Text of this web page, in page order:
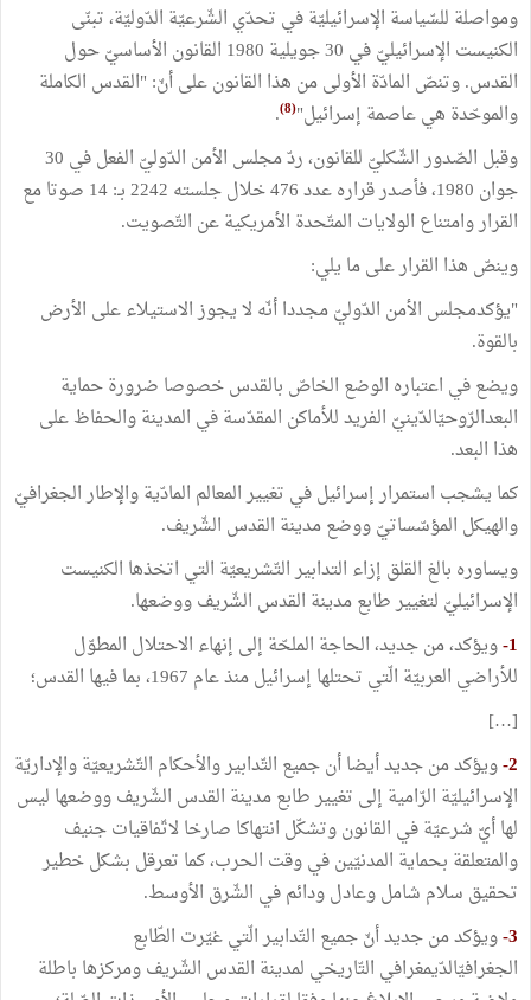
ومواصلة للسّياسة الإسرائيليّة في تحدّي الشّرعيّة الدّوليّة، تبنّى
الكنيست الإسرائيليّ في 30 جويلية 1980 القانون الأساسيّ حول
القدس. وتنصّ المادّة الأولى من هذا القانون على أنّ: "القدس الكاملة
والموحّدة هي عاصمة إسرائيل"(8)
.
وقبل الصّدور الشّكليّ للقانون، ردّ مجلس الأمن الدّوليّ الفعل في 30
جوان 1980، فأصدر قراره عدد 476 خلال جلسته 2242 بـ: 14 صوتا مع
القرار وامتناع الولايات المتّحدة الأمريكية عن التّصويت.
وينصّ هذا القرار على ما يلي:
"يؤكدمجلس الأمن الدّوليّ مجددا أنّه لا يجوز الاستيلاء على الأرض
بالقوة.
ويضع في اعتباره الوضع الخاصّ بالقدس خصوصا ضرورة حماية
البعدالرّوحيّالدّينيّ الفريد للأماكن المقدّسة في المدينة والحفاظ على
هذا البعد.
كما يشجب استمرار إسرائيل في تغيير المعالم المادّية والإطار الجغرافيّ
والهيكل المؤسّساتيّ ووضع مدينة القدس الشّريف.
ويساوره بالغ القلق إزاء التدابير التّشريعيّة التي اتخذها الكنيست
الإسرائيليّ لتغيير طابع مدينة القدس الشّريف ووضعها.
1- ويؤكد، من جديد، الحاجة الملحّة إلى إنهاء الاحتلال المطوّل
للأراضي العربيّة الّتي تحتلها إسرائيل منذ عام 1967، بما فيها القدس؛
[…]
2- ويؤكد من جديد أيضا أن جميع التّدابير والأحكام التّشريعيّة والإداريّة
الإسرائيليّة الرّامية إلى تغيير طابع مدينة القدس الشّريف ووضعها ليس
لها أيّ شرعيّة في القانون وتشكّل انتهاكا صارخا لاتّفاقيات جنيف
والمتعلقة بحماية المدنيّين في وقت الحرب، كما تعرقل بشكل خطير
تحقيق سلام شامل وعادل ودائم في الشّرق الأوسط.
3- ويؤكد من جديد أنّ جميع التّدابير الّتي غيّرت الطّابع
الجغرافيّالدّيمغرافي التّاريخي لمدينة القدس الشّريف ومركزها باطلة